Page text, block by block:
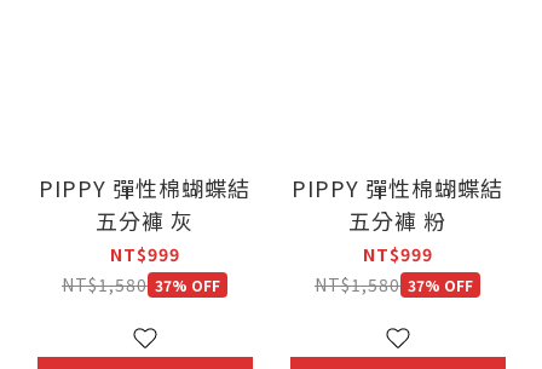
PIPPY 彈性棉蝴蝶結
五分褲 灰
NT$999
NT$1,580 37% OFF
PIPPY 彈性棉蝴蝶結
五分褲 粉
NT$999
NT$1,580 37% OFF